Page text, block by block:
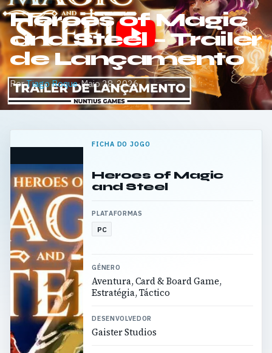
Heroes of Magic
and Steel – Trailer
de Lançamento
PorTiago Roque·Maio 28, 2026
FICHA DO JOGO
Heroes of Magic
and Steel
PLATAFORMAS
PC
GÉNERO
Aventura, Card & Board Game,
Estratégia, Táctico
DESENVOLVEDOR
Gaister Studios